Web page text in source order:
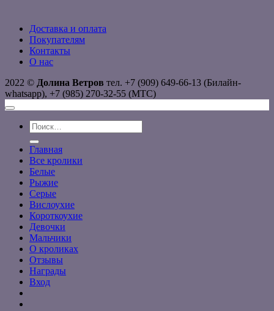
Доставка и оплата
Покупателям
Контакты
О нас
2022 © Долина Ветров тел. +7 (909) 649-66-13 (Билайн-
whatsapp), +7 (985) 270-32-55 (МТС)
Искать:
Главная
Все кролики
Белые
Рыжие
Серые
Вислоухие
Короткоухие
Девочки
Мальчики
О кроликах
Отзывы
Награды
Вход